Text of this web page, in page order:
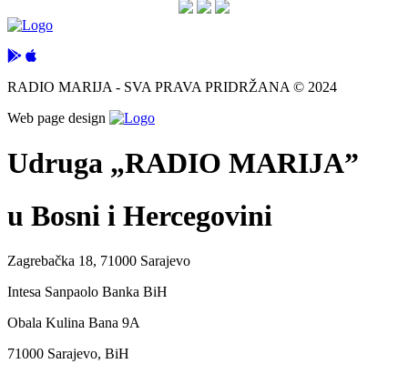
RADIO MARIJA - SVA PRAVA PRIDRŽANA © 2024
Web page design
Udruga „RADIO MARIJA”
u Bosni i Hercegovini
Zagrebačka 18, 71000 Sarajevo
Intesa Sanpaolo Banka BiH
Obala Kulina Bana 9A
71000 Sarajevo, BiH